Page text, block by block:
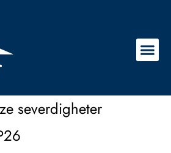
severdigheter